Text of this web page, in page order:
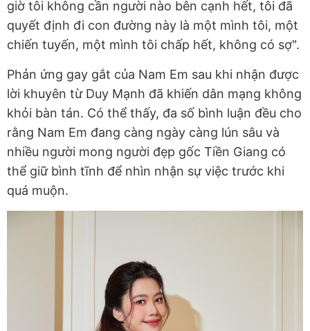
giờ tôi không cần người nào bên cạnh hết, tôi đã
quyết định đi con đường này là một mình tôi, một
chiến tuyến, một mình tôi chấp hết, không có sợ".
Phản ứng gay gắt của Nam Em sau khi nhận được
lời khuyên từ Duy Mạnh đã khiến dân mạng không
khỏi bàn tán. Có thể thấy, đa số bình luận đều cho
rằng Nam Em đang càng ngày càng lún sâu và
nhiều người mong người đẹp gốc Tiền Giang có
thể giữ bình tĩnh để nhìn nhận sự việc trước khi
quá muộn.